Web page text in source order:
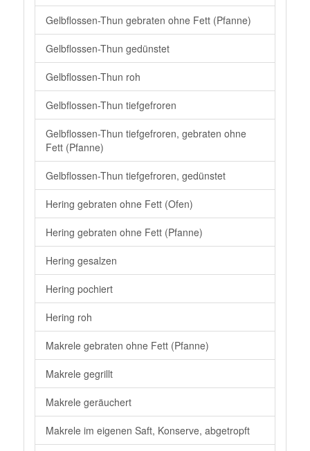
Gelbflossen-Thun gebraten ohne Fett (Pfanne)
Gelbflossen-Thun gedünstet
Gelbflossen-Thun roh
Gelbflossen-Thun tiefgefroren
Gelbflossen-Thun tiefgefroren, gebraten ohne
Fett (Pfanne)
Gelbflossen-Thun tiefgefroren, gedünstet
Hering gebraten ohne Fett (Ofen)
Hering gebraten ohne Fett (Pfanne)
Hering gesalzen
Hering pochiert
Hering roh
Makrele gebraten ohne Fett (Pfanne)
Makrele gegrillt
Makrele geräuchert
Makrele im eigenen Saft, Konserve, abgetropft